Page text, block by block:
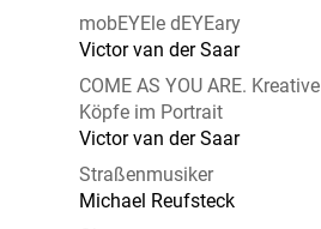
mobEYEle dEYEary
Victor van der Saar
COME AS YOU ARE. Kreative
Köpfe im Portrait
Victor van der Saar
Straßenmusiker
Michael Reufsteck